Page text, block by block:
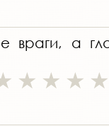
враги, а